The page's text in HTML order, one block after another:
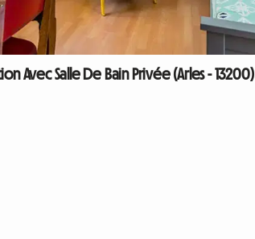
Avec Salle De Bain Privée (Arles - 13200)